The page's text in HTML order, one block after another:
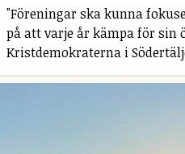
"Föreningar ska kunna
på att varje år kämpa för sin
Kristdemokraterna i